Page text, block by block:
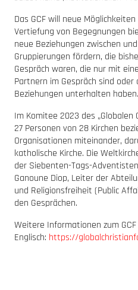
Das GCF will neue
Vertiefung von Begegnungen
neue Beziehungen zwischen
Gruppierungen fördern, die
Gespräch waren, die nur mit
Partnern im Gespräch sind
Beziehungen unterhalten haben.
Im Komitee 2023 des „Globalen
27 Personen von 28 Kirchen
Organisationen miteinander,
katholische Kirche. Die
der Siebenten-Tags-
Ganoune Diop, Leiter der
und Religionsfreiheit (Public
den Gesprächen.
Weitere Informationen zum GCF
Englisch: https://